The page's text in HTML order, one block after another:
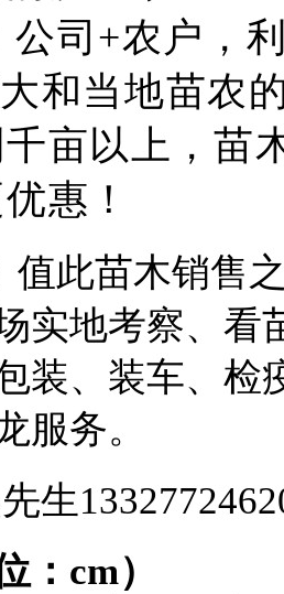
公司 +农户，
和当地苗农
亩以上，苗
惠！
值此苗木销售
实地考察、看
装、装车、检
服务。
先生
：cm）